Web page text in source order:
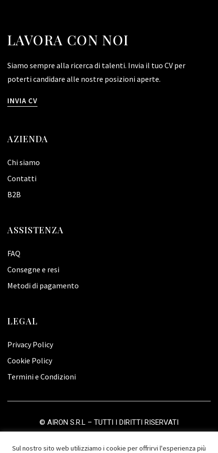
LAVORA CON NOI
Siamo sempre alla ricerca di talenti. Invia il tuo CV per
poterti candidare alle nostre posizioni aperte.
INVIA CV
AZIENDA
Chi siamo
Contatti
B2B
ASSISTENZA
FAQ
Consegne e resi
Metodi di pagamento
LEGAL
Privacy Policy
Cookie Policy
Termini e Condizioni
© AIRON S.R.L – TUTTI I DIRITTI RISERVATI
Sul nostro sito web utilizziamo i cookie per offrirvi l'esperienza più